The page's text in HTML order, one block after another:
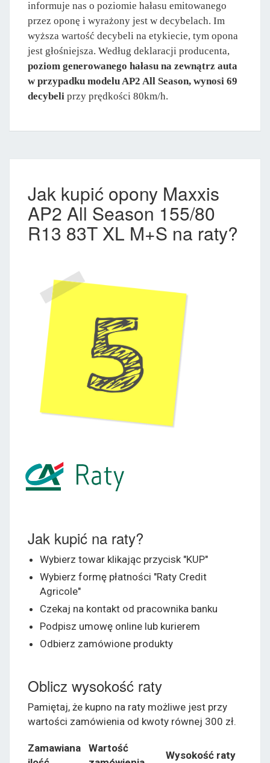
informuje nas o poziomie hałasu emitowanego
przez oponę i wyrażony jest w decybelach. Im
wyższa wartość decybeli na etykiecie, tym opona
jest głośniejsza. Według deklaracji producenta,
poziom generowanego hałasu na zewnątrz auta
w przypadku modelu AP2 All Season, wynosi 69
decybeli przy prędkości 80km/h.
Jak kupić opony Maxxis
AP2 All Season 155/80
R13 83T XL M+S na raty?
Jak kupić na raty?
Wybierz towar klikając przycisk "KUP"
Wybierz formę płatności "Raty Credit
Agricole"
Czekaj na kontakt od pracownika banku
Podpisz umowę online lub kurierem
Odbierz zamówione produkty
Oblicz wysokość raty
Pamiętaj, że kupno na raty możliwe jest przy
wartości zamówienia od kwoty równej 300 zł.
Zamawiana
Wartość
Wysokość raty